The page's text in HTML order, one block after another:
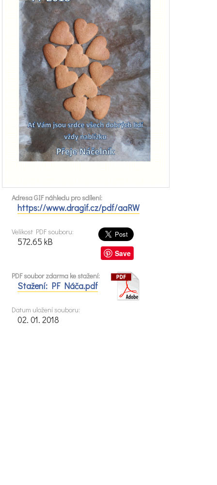
Adresa GIF náhledu pro sdílení:
https://www.dragif.cz/pdf/aaRW
Save
Velikost PDF souboru:
572.65 kB
PDF soubor zdarma ke stažení:
Stažení: PF Náča.pdf
Datum uložení souboru:
02. 01. 2018